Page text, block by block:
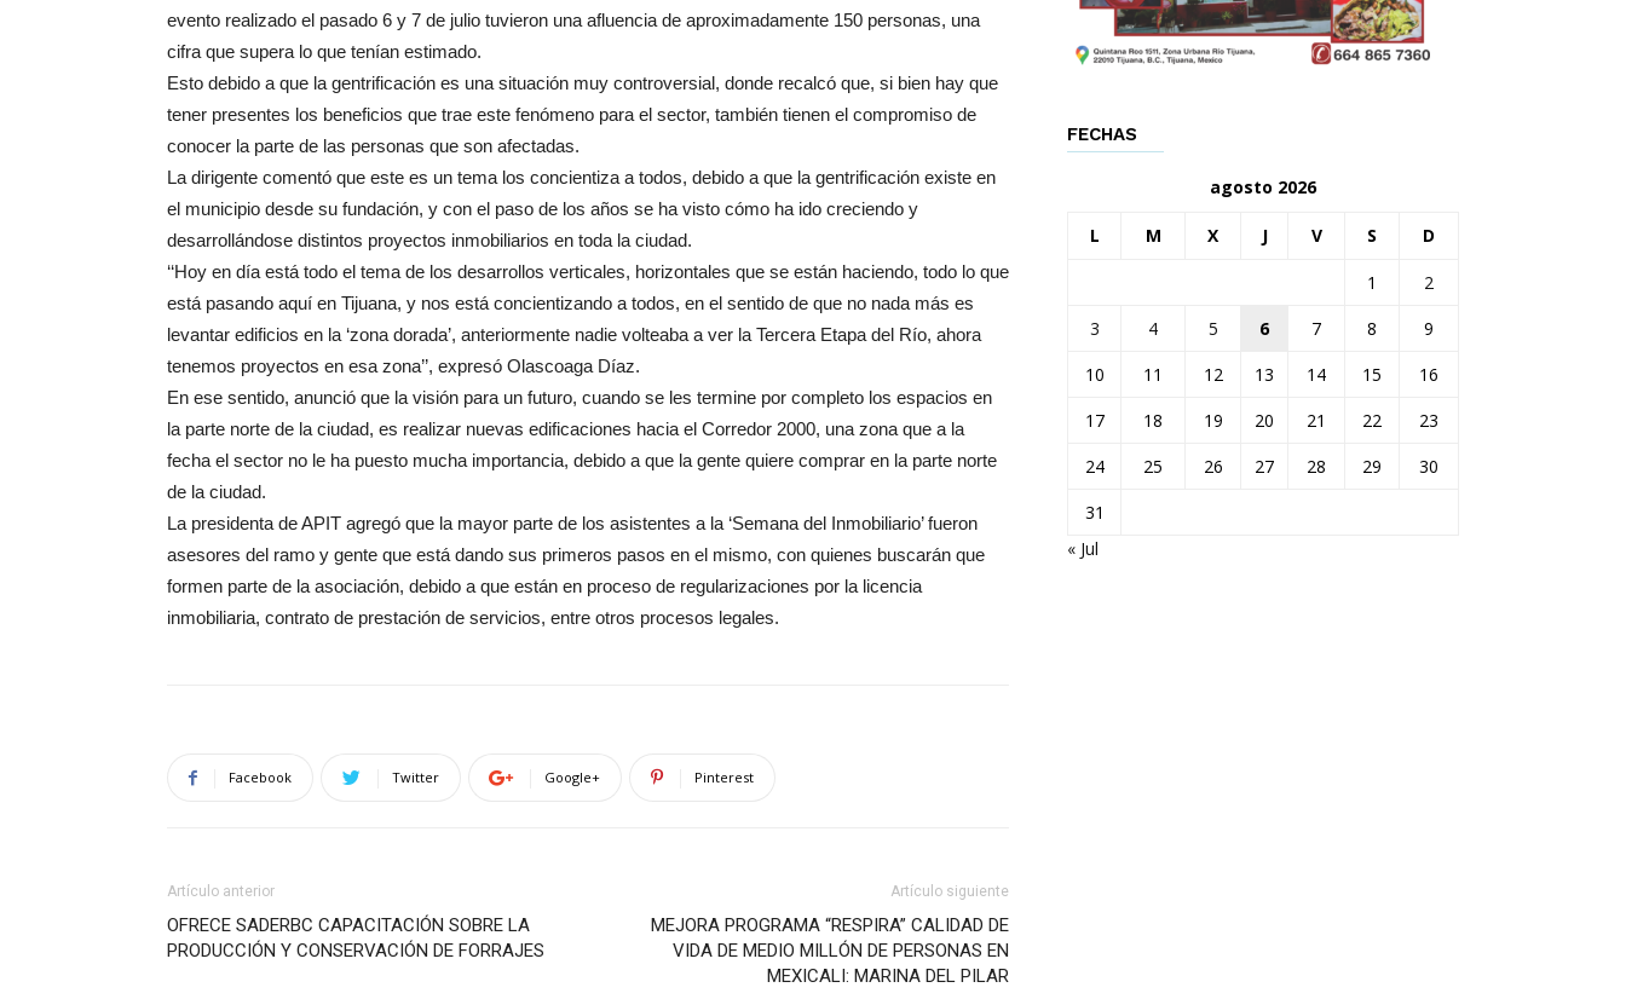
evento realizado el pasado 6 y 7 de julio tuvieron una afluencia de aproximadamente 150 personas, una
cifra que supera lo que tenían estimado.
Esto debido a que la gentrificación es una situación muy controversial, donde recalcó que, si bien hay que
tener presentes los beneficios que trae este fenómeno para el sector, también tienen el compromiso de
conocer la parte de las personas que son afectadas.
La dirigente comentó que este es un tema los concientiza a todos, debido a que la gentrificación existe en
el municipio desde su fundación, y con el paso de los años se ha visto cómo ha ido creciendo y
desarrollándose distintos proyectos inmobiliarios en toda la ciudad.
‘‘Hoy en día está todo el tema de los desarrollos verticales, horizontales que se están haciendo, todo lo que
está pasando aquí en Tijuana, y nos está concientizando a todos, en el sentido de que no nada más es
levantar edificios en la ‘zona dorada’, anteriormente nadie volteaba a ver la Tercera Etapa del Río, ahora
tenemos proyectos en esa zona’’, expresó Olascoaga Díaz.
En ese sentido, anunció que la visión para un futuro, cuando se les termine por completo los espacios en
la parte norte de la ciudad, es realizar nuevas edificaciones hacia el Corredor 2000, una zona que a la
fecha el sector no le ha puesto mucha importancia, debido a que la gente quiere comprar en la parte norte
de la ciudad.
La presidenta de APIT agregó que la mayor parte de los asistentes a la ‘Semana del Inmobiliario’ fueron
asesores del ramo y gente que está dando sus primeros pasos en el mismo, con quienes buscarán que
formen parte de la asociación, debido a que están en proceso de regularizaciones por la licencia
inmobiliaria, contrato de prestación de servicios, entre otros procesos legales.
Facebook Twitter Google+ Pinterest
Artículo anterior
OFRECE SADERBC CAPACITACIÓN SOBRE LA
PRODUCCIÓN Y CONSERVACIÓN DE FORRAJES
Artículo siguiente
MEJORA PROGRAMA “RESPIRA” CALIDAD DE
VIDA DE MEDIO MILLÓN DE PERSONAS EN
MEXICALI: MARINA DEL PILAR
FECHAS
agosto 2026
L M X J V S D
1
2
3
4 5 6 7 8
9
10
11 12 13 14 15
16
17
18 19 20 21 22
23
24
25 26 27 28 29
30
31
« Jul